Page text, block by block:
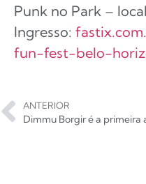
Punk no Park –
Ingresso:
fun-fest-belo-
ANTERIOR